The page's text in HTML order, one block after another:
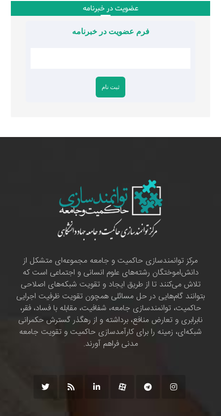
عضویت در خبرنامه
فرم عضویت در خبرنامه
مرکز توانمندسازی حاکمیت و جامعه مجموعه‌ای متشکل از
دانش‌اموختگان رشته‌های علوم انسانی و اجتماعی است که
تلاش می‌کنند تا از طریق ایجاد و تقویت شبکه‌های اصلاحی
بتوانند گام‌هایی در حل مسائلی همچون تقویت ظرفیت اجرایی
حاکمیت، توانمندسازی جامعه، شفافیت، مقابله با فساد، فقر،
نابرابری و تعارض منافع، برداشته و از رهگذر گسترش حکمرانی
شبکه‌ای، زمینه را برای کارآمدسازی حاکمیت و تقویت جامعه
مدنی فراهم آورند.